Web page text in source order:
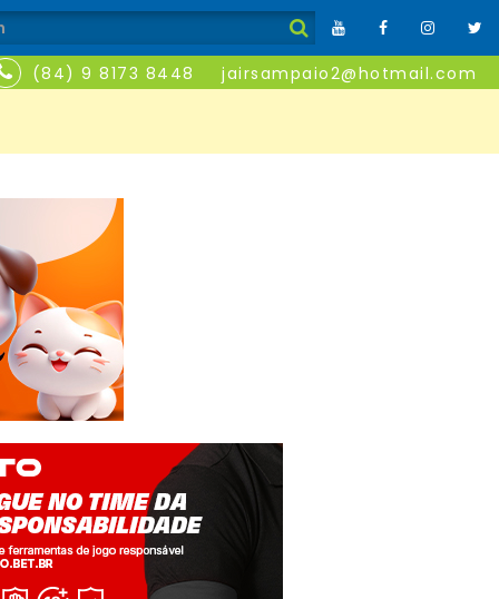
(84) 9 8173 8448 jairsampaio2@hotmail.com